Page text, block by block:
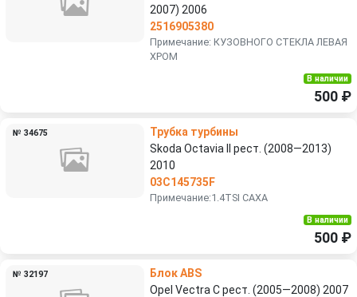
2007) 2006
2516905380
Примечание: КУЗОВНОГО СТЕКЛА ЛЕВАЯ
ХРОМ
В наличии
500 ₽
№ 34675
Трубка турбины
Skoda Octavia II рест. (2008—2013)
2010
03C145735F
Примечание:1.4TSI CAXA
В наличии
500 ₽
№ 32197
Блок ABS
Opel Vectra C рест. (2005—2008) 2007